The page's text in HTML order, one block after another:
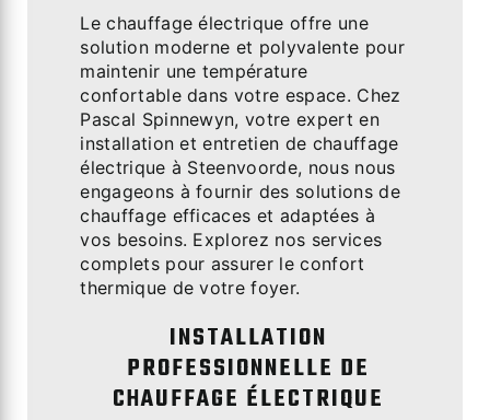
Le chauffage électrique offre une
solution moderne et polyvalente pour
maintenir une température
confortable dans votre espace. Chez
Pascal Spinnewyn, votre expert en
installation et entretien de chauffage
électrique à Steenvoorde, nous nous
engageons à fournir des solutions de
chauffage efficaces et adaptées à
vos besoins. Explorez nos services
complets pour assurer le confort
thermique de votre foyer.
INSTALLATION
PROFESSIONNELLE DE
CHAUFFAGE ÉLECTRIQUE